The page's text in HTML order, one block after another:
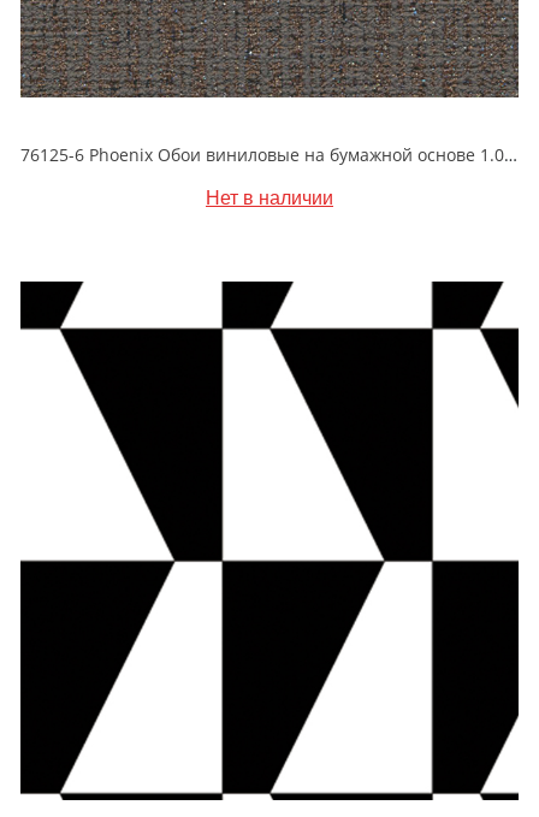
76125-6 Phoenix Обои виниловые на бумажной основе 1.06*15.6
Нет в наличии